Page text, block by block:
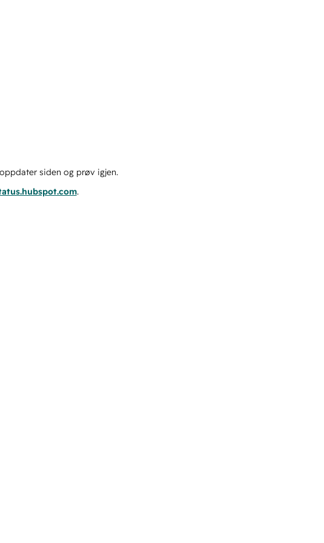
siden og prøv igjen.
.